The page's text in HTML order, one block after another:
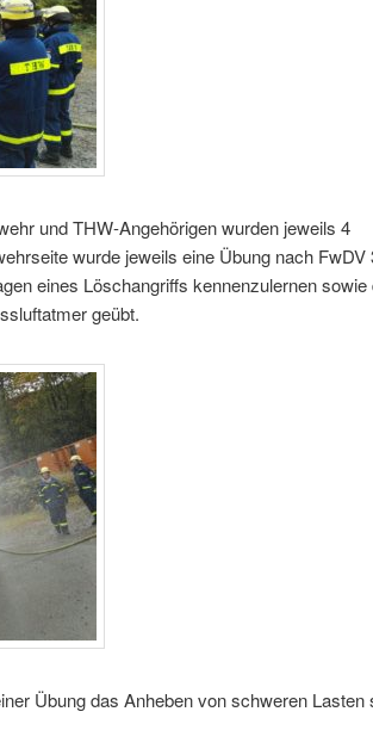
und THW-Angehörigen wurden jeweils 4
wurde jeweils eine Übung nach FwDV
eines Löschangriffs kennenzulernen sowie
geübt.
Übung das Anheben von schweren Lasten